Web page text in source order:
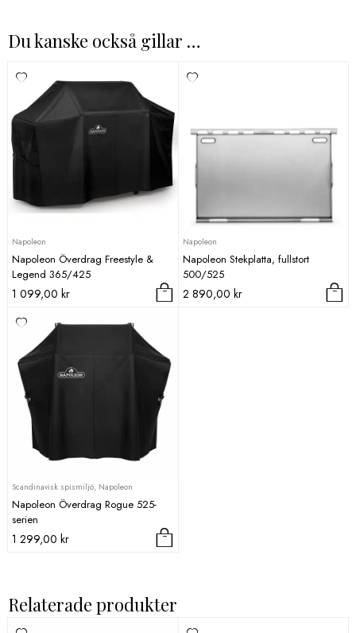
Du kanske också gillar …
Napoleon
Napoleon Överdrag Freestyle &
Legend 365/425
1 099,00 kr
Napoleon
Napoleon Stekplatta, fullstort
500/525
2 890,00 kr
Scandinavisk spismiljö, Napoleon
Napoleon Överdrag Rogue 525-
serien
1 299,00 kr
Relaterade produkter